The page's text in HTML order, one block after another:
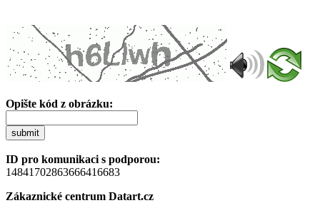
Opište kód z obrázku:
submit
ID pro komunikaci s podporou:
14841702863666416683
Zákaznické centrum Datart.cz